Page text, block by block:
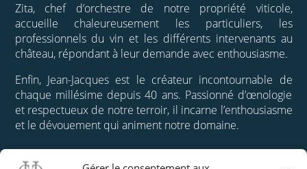
Zita, chef d’orchestre de notre propriété viticole,
accueille chaleureusement les particuliers, les
professionnels du vin et les différents intervenants au
château, répondant à leur demande avec enthousiasme.
Enfin, Jean-Jacques est le créateur incontournable de
chaque millésime depuis 40 ans. Passionné d’œnologie
et respectueux de notre terroir, il incarne l’enthousiasme
et le dévouement qui animent notre domaine.